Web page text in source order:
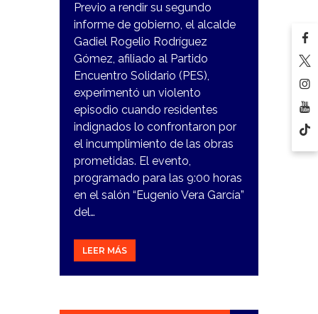
Previo a rendir su segundo
informe de gobierno, el alcalde
Gadiel Rogelio Rodríguez
Gómez, afiliado al Partido
Encuentro Solidario (PES),
experimentó un violento
episodio cuando residentes
indignados lo confrontaron por
el incumplimiento de las obras
prometidas. El evento,
programado para las 9:00 horas
en el salón “Eugenio Vera García”
del…
LEER MÁS
13